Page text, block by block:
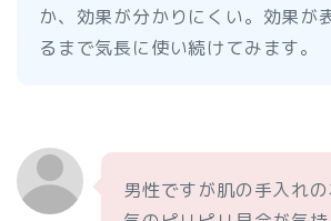
か、効果が分かりにくい。効果が
るまで気長に使い続けてみます。
男性ですが肌の手入れ